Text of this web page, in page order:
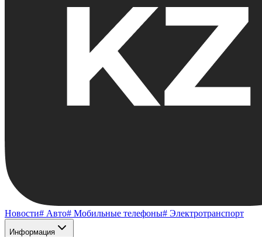
Новости# Авто# Мобильные телефоны# Электротранспорт
Информация